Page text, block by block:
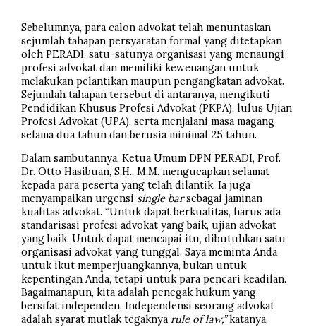
Sebelumnya, para calon advokat telah menuntaskan
sejumlah tahapan persyaratan formal yang ditetapkan
oleh PERADI, satu-satunya organisasi yang menaungi
profesi advokat dan memiliki kewenangan untuk
melakukan pelantikan maupun pengangkatan advokat.
Sejumlah tahapan tersebut di antaranya, mengikuti
Pendidikan Khusus Profesi Advokat (PKPA), lulus Ujian
Profesi Advokat (UPA), serta menjalani masa magang
selama dua tahun dan berusia minimal 25 tahun.
Dalam sambutannya, Ketua Umum DPN PERADI, Prof.
Dr. Otto Hasibuan, S.H., M.M. mengucapkan selamat
kepada para peserta yang telah dilantik. Ia juga
menyampaikan urgensi single barsebagai jaminan
kualitas advokat. “Untuk dapat berkualitas, harus ada
standarisasi profesi advokat yang baik, ujian advokat
yang baik. Untuk dapat mencapai itu, dibutuhkan satu
organisasi advokat yang tunggal. Saya meminta Anda
untuk ikut memperjuangkannya, bukan untuk
kepentingan Anda, tetapi untuk para pencari keadilan.
Bagaimanapun, kita adalah penegak hukum yang
bersifat independen. Independensi seorang advokat
adalah syarat mutlak tegaknyarule of law,”katanya.